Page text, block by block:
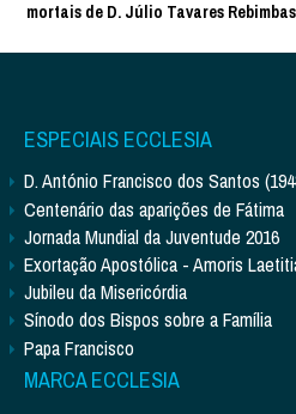
mortais de D. Júlio Tavares
ESPECIAIS ECCLESIA
D. António Francisco dos Santos
Centenário das aparições de Fátima
Jornada Mundial da Juventude 2016
Exortação Apostólica - Amoris
Jubileu da Misericórdia
Sínodo dos Bispos sobre a Família
Papa Francisco
MARCA ECCLESIA